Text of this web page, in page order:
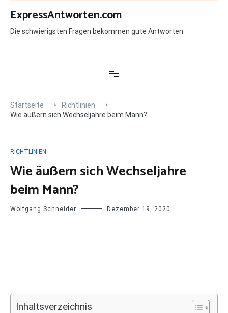
Zum
Inhalt
springen
ExpressAntworten.com
Die schwierigsten Fragen bekommen gute Antworten
Startseite
Richtlinien
Wie äußern sich Wechseljahre beim Mann?
RICHTLINIEN
Wie äußern sich Wechseljahre
beim Mann?
Wolfgang Schneider Dezember 19, 2020
Inhaltsverzeichnis